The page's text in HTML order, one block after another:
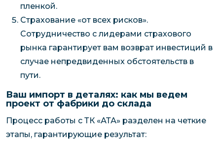
пленкой.
Страхование «от всех рисков».
Сотрудничество с лидерами страхового
рынка гарантирует вам возврат инвестиций в
случае непредвиденных обстоятельств в
пути.
Ваш импорт в деталях: как мы ведем
проект от фабрики до склада
Процесс работы с ТК «АТА» разделен на четкие
этапы, гарантирующие результат: